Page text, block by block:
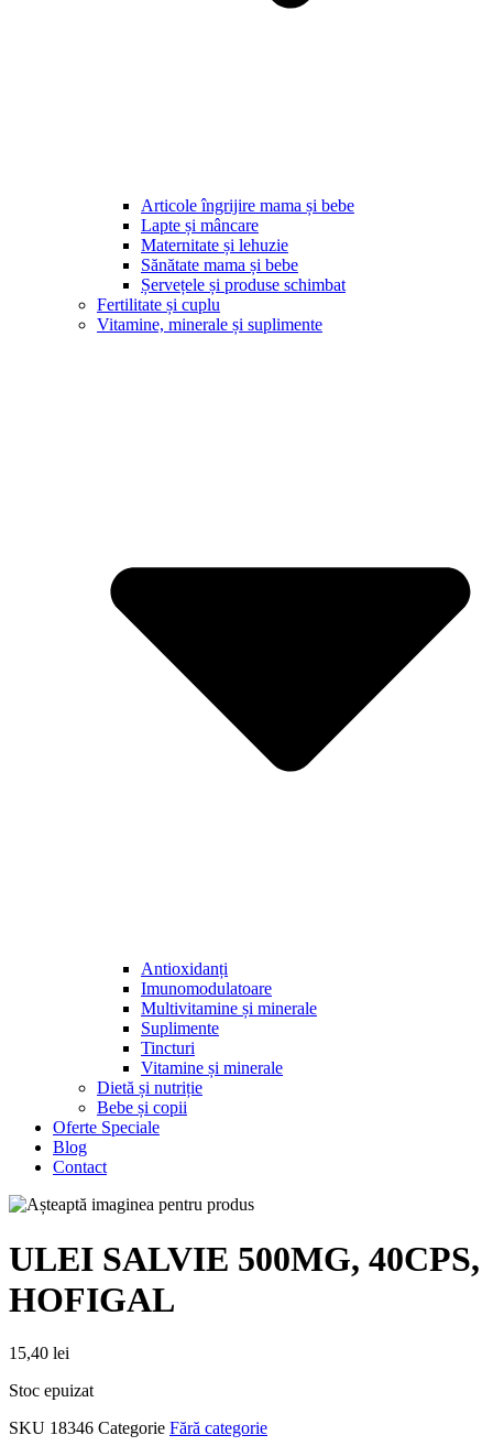
Articole îngrijire mama și bebe
Lapte și mâncare
Maternitate și lehuzie
Sănătate mama și bebe
Șervețele și produse schimbat
Fertilitate și cuplu
Vitamine, minerale și suplimente
Antioxidanți
Imunomodulatoare
Multivitamine și minerale
Suplimente
Tincturi
Vitamine și minerale
Dietă și nutriție
Bebe și copii
Oferte Speciale
Blog
Contact
ULEI SALVIE 500MG, 40CPS,
HOFIGAL
15,40 lei
Stoc epuizat
SKU 18346 Categorie Fără categorie